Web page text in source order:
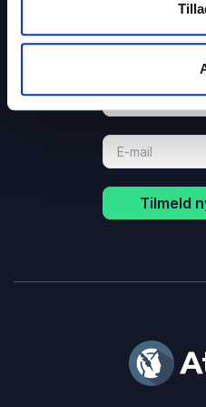
Tilmeld dig vores
og inspiration til
Tilmeld